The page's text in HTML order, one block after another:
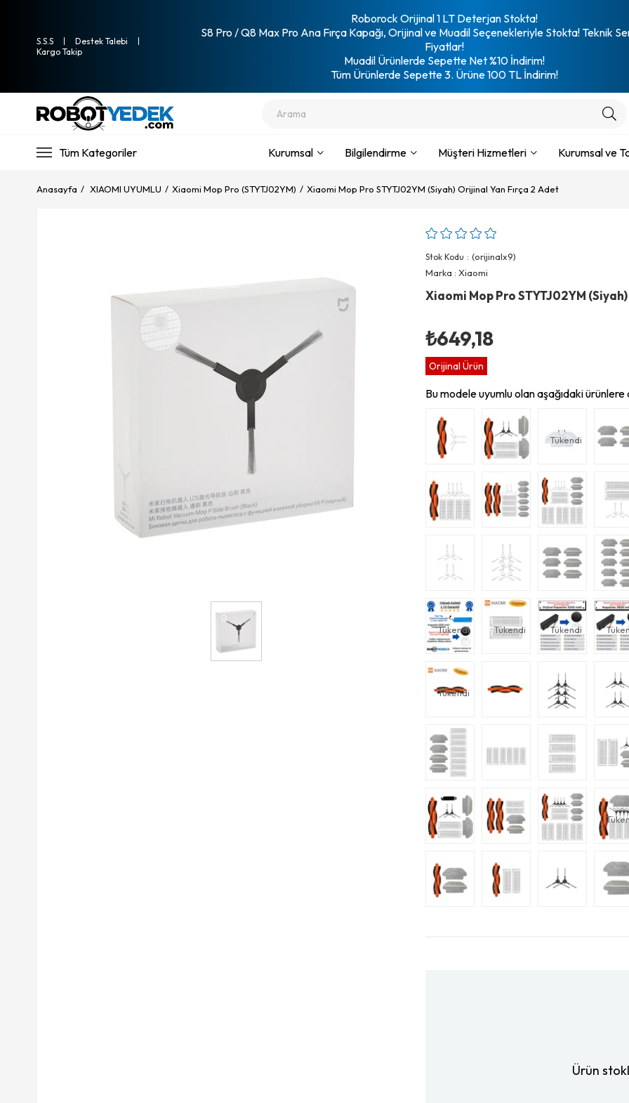
S.S.S
Destek Talebi
Kargo Takip
Roborock Orijinal 1 LT Deterjan Stokta!
S8 Pro / Q8 Max Pro Ana Fırça Kapağı, Orijinal ve Muadil Seçenekleriyle Stokta! Teknik
Fiyatlar!
Muadil Ürünlerde Sepette Net %10 İndirim!
Tüm Ürünlerde Sepette 3. Ürüne 100 TL İndirim!
Tüm Kategoriler Kurumsal Bilgilendirme Müşteri Hizmetleri Kurumsal ve
Anasayfa XIAOMI UYUMLU Xiaomi Mop Pro (STYTJ02YM) Xiaomi Mop Pro STYTJ02YM (Siyah) Orijinal Yan Fırça 2 Adet
Stok Kodu
(orijinalx9)
Marka : Xiaomi
Xiaomi Mop Pro STYTJ02YM
₺649,18
Orijinal Ürün
Bu modele uyumlu olan aşağıdaki
Tükendi
Tükendi Tükendi Tükendi
Tükendi
Ürün